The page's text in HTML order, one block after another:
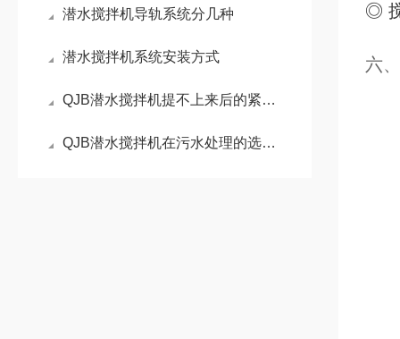
潜水搅拌机导轨系统分几种
潜水搅拌机系统安装方式
QJB潜水搅拌机提不上来后的紧急处理方法
QJB潜水搅拌机在污水处理的选型要点
◎
六